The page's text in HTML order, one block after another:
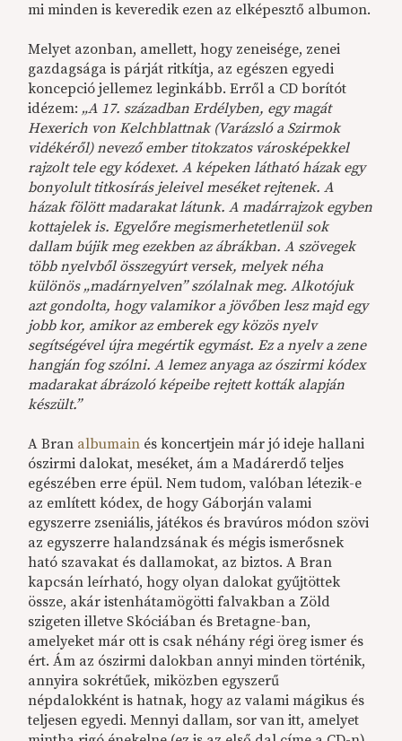
mi minden is keveredik ezen az elképesztő albumon.
Melyet azonban, amellett, hogy zeneisége, zenei
gazdagsága is párját ritkítja, az egészen egyedi
koncepció jellemez leginkább. Erről a CD borítót
idézem: „A 17. században Erdélyben, egy magát
Hexerich von Kelchblattnak (Varázsló a Szirmok
vidékéről) nevező ember titokzatos városképekkel
rajzolt tele egy kódexet. A képeken látható házak egy
bonyolult titkosírás jeleivel meséket rejtenek. A
házak fölött madarakat látunk. A madárrajzok egyben
kottajelek is. Egyelőre megismerhetetlenül sok
dallam bújik meg ezekben az ábrákban. A szövegek
több nyelvből összegyúrt versek, melyek néha
különös „madárnyelven” szólalnak meg. Alkotójuk
azt gondolta, hogy valamikor a jövőben lesz majd egy
jobb kor, amikor az emberek egy közös nyelv
segítségével újra megértik egymást. Ez a nyelv a zene
hangján fog szólni. A lemez anyaga az ószirmi kódex
madarakat ábrázoló képeibe rejtett kották alapján
készült.”
A Bran albumain és koncertjein már jó ideje hallani
ószirmi dalokat, meséket, ám a Madárerdő teljes
egészében erre épül. Nem tudom, valóban létezik-e
az említett kódex, de hogy Gáborján valami
egyszerre zseniális, játékos és bravúros módon szövi
az egyszerre halandzsának és mégis ismerősnek
ható szavakat és dallamokat, az biztos. A Bran
kapcsán leírható, hogy olyan dalokat gyűjtöttek
össze, akár istenhátamögötti falvakban a Zöld
szigeten illetve Skóciában és Bretagne-ban,
amelyeket már ott is csak néhány régi öreg ismer és
ért. Ám az ószirmi dalokban annyi minden történik,
annyira sokrétűek, miközben egyszerű
népdalokként is hatnak, hogy az valami mágikus és
teljesen egyedi. Mennyi dallam, sor van itt, amelyet